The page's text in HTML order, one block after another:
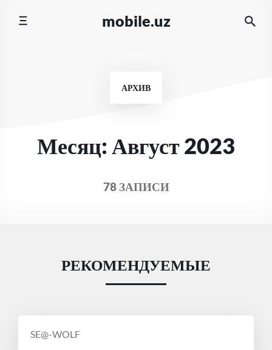
mobile.uz
АРХИВ
Месяц: Август 2023
78 ЗАПИСИ
РЕКОМЕНДУЕМЫЕ
СООБЩЕНИЕ
SE@-WOLF